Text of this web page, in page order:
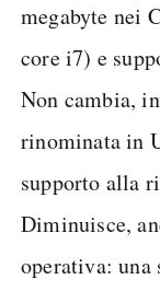
megabyte nei
core i7) e
Non cambia,
rinominata in
supporto alla
Diminuisce,
operativa: una